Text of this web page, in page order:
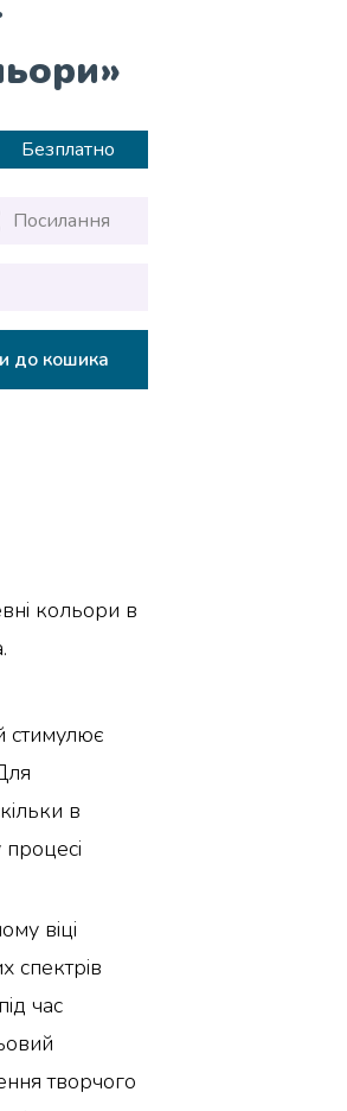
Безплатно
Посилання
до кошика
кольори в
стимулює
в
віці
спектрів
час
творчого